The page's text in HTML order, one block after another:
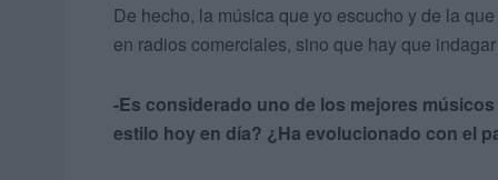
De hecho, la música que yo escucho y de la
en radios comerciales, sino que hay que
-Es considerado uno de los mejores
estilo hoy en día? ¿Ha evolucionado con el